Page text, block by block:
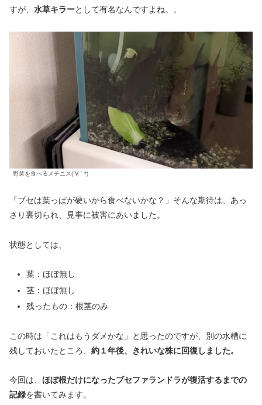
すが、 水草キラーとして有名なんですよね。。
野菜を食べるメチニス(´∀｀*)
「ブセは葉っぱが硬いから食べないかな？」そんな期待は、あっ
さり裏切られ、見事に被害にあいました。
状態としては、
葉：ほぼ無し
茎：ほぼ無し
残ったもの：根茎のみ
この時は「これはもうダメかな」と思ったのですが、別の水槽に
残しておいたところ、 約１年後、きれいな株に回復しました。
今回は、 ほぼ根だけになったブセファランドラが復活するまでの
記録を書いてみます。